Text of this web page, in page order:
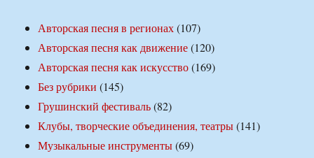
Авторская песня в регионах(107)
Авторская песня как движение(120)
Авторская песня как искусство(169)
Без рубрики (145)
Грушинский фестиваль(82)
Клубы, творческие объединения, театры(141)
Музыкальные инструменты(69)